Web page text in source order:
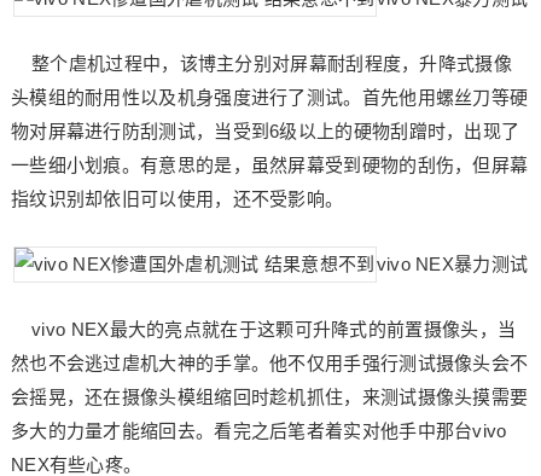
整个虐机过程中，该博主分别对屏幕耐刮程度，升降式摄像
头模组的耐用性以及机身强度进行了测试。首先他用螺丝刀等硬
物对屏幕进行防刮测试，当受到6级以上的硬物刮蹭时，出现了
一些细小划痕。有意思的是，虽然屏幕受到硬物的刮伤，但屏幕
指纹识别却依旧可以使用，还不受影响。
vivo NEX暴力测试
vivo NEX最大的亮点就在于这颗可升降式的前置摄像头，当
然也不会逃过虐机大神的手掌。他不仅用手强行测试摄像头会不
会摇晃，还在摄像头模组缩回时趁机抓住，来测试摄像头摸需要
多大的力量才能缩回去。看完之后笔者着实对他手中那台vivo
NEX有些心疼。